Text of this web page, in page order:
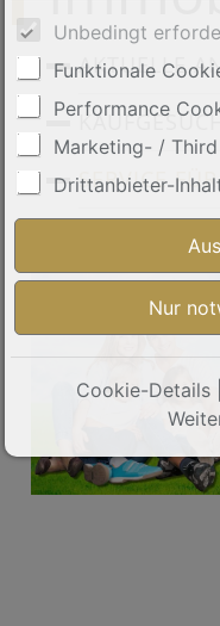
AKTUELLE
SERVICE FÜR
Unbedingt
Funktionale
Performance
Marketing- /
Drittanbieter-
Cookie-Details